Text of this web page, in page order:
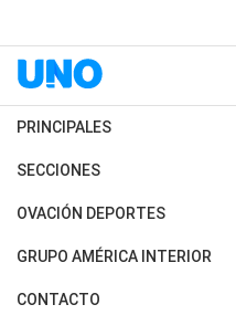
PRINCIPALES
Últimas Noticias
Política
Judiciales
SECCIONES
Horóscopo
Motores
OVACIÓN DEPORTES
Fútbol
Mundial
GRUPO AMÉRICA INTERIOR
Canal 7 en Vivo
CONTACTO